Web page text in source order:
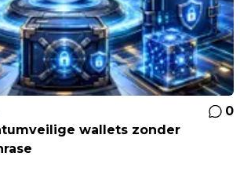
0
wallets zonder